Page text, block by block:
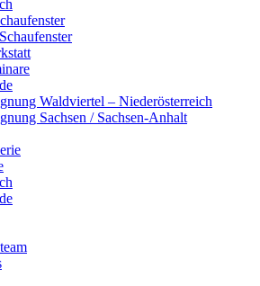
Waldviertel – Niederösterreich
Sachsen / Sachsen-Anhalt